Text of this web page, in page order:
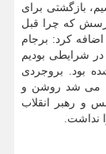
بازگشتی برای
که چرا قبل
کرد: برجام
در شرایطی بودیم
بود. بروجردی
می شد روشن و
و رهبر انقلاب
نداشت.